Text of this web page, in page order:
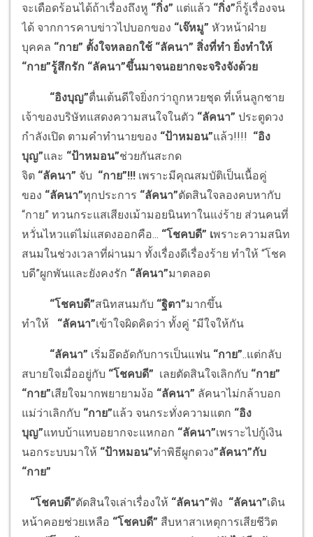
จะเดือดร้อนได้ถ้าเรื่องถึงหู “กิ่ง” แต่แล้ว “กิ่ง”ก็รู้เรื่องจน
ได้ จากการคาบข่าวไปบอกของ “เจ๊หมู” หัวหน้าฝ่าย
บุคคล “กาย” ตั้งใจหลอกใช้ “ลัคนา” สิ่งที่ทำ ยิ่งทำให้
“กาย”รู้สึกรัก “ลัคนา”ขึ้นมาจนอยากจะจริงจังด้วย
“อิงบุญ”ตื่นเต้นดีใจยิ่งกว่าถูกหวยชุด ที่เห็นลูกชาย
เจ้าของบริษัทแสดงความสนใจในตัว “ลัคนา” ประตูดวง
กำลังเปิด ตามคำทำนายของ “ป้าหมอน”แล้ว!!!! “อิง
บุญ”และ “ป้าหมอน”ช่วยกันสะกด
จิต “ลัคนา” จับ “กาย”!!! เพราะมีคุณสมบัติเป็นเนื้อคู่
ของ “ลัคนา”ทุกประการ “ลัคนา”ตัดสินใจลองคบหากับ
“กาย” ทวนกระแสเสียงเม้ามอยนินทาในแง่ร้าย ส่วนคนที่
หวั่นไหวแต่ไม่แสดงออกคือ... “โชคบดี” เพราะความสนิท
สนมในช่วงเวลาที่ผ่านมา ทั้งเรื่องดีเรื่องร้าย ทำให้ “โชค
บดี”ผูกพันและยังคงรัก “ลัคนา”มาตลอด
“โชคบดี”สนิทสนมกับ “ฐิตา”มากขึ้น
ทำให้ “ลัคนา”เข้าใจผิดคิดว่า ทั้งคู่ ”มีใจให้กัน
“ลัคนา” เริ่มอึดอัดกับการเป็นแฟน “กาย”..แต่กลับ
สบายใจเมื่ออยู่กับ “โชคบดี” เลยตัดสินใจเลิกกับ “กาย”
“กาย”เสียใจมากพยายามง้อ “ลัคนา” ลัคนาไม่กล้าบอก
แม่ว่าเลิกกับ “กาย”แล้ว จนกระทั่งความแตก “อิง
บุญ”แทบบ้าแทบอยากจะแหกอก “ลัคนา”เพราะไปกู้เงิน
นอกระบบมาให้ “ป้าหมอน”ทำพิธีผูกดวง”ลัคนา”กับ
“กาย”
“โชคบดี”ตัดสินใจเล่าเรื่องให้ “ลัคนา”ฟัง “ลัคนา”เดิน
หน้าคอยช่วยเหลือ “โชคบดี” สืบหาสาเหตุการเสียชีวิต